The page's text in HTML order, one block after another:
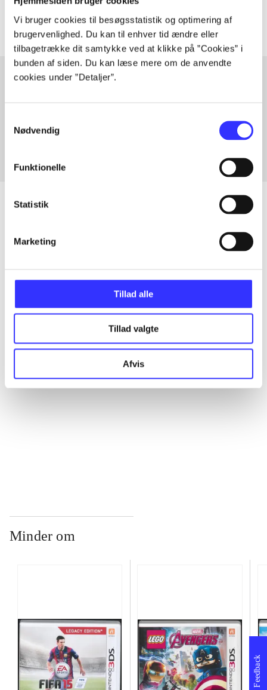
Vi bruger cookies til besøgsstatistik og optimering af
brugervenlighed. Du kan til enhver tid ændre eller
tilbagetrække dit samtykke ved at klikke på ”Cookies” i
bunden af siden. Du kan læse mere om de anvendte
cookies under ”Detaljer”.
Nødvendig
Funktionelle
Statistik
Marketing
Tillad alle
Tillad valgte
Afvis
Artikler
Minder om
Feedback